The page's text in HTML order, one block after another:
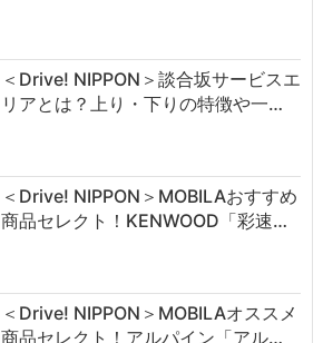
＜Drive! NIPPON＞談合坂サービスエ
リアとは？上り・下りの特徴や一…
＜Drive! NIPPON＞MOBILAおすすめ
商品セレクト！KENWOOD「彩速…
＜Drive! NIPPON＞MOBILAオススメ
商品セレクト！アルパイン「アル…